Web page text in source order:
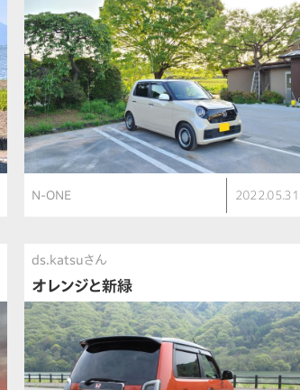
N-ONE 2022.05.31
ds.katsuさん
オレンジと新緑